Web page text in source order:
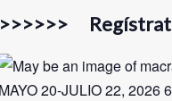
>>>>>>